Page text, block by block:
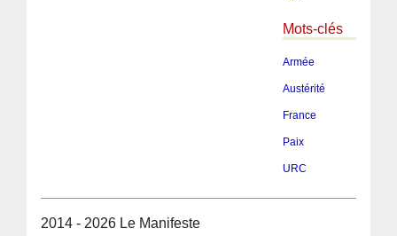
Mots-clés
Armée
Austérité
France
Paix
URC
2014 - 2026 Le Manifeste